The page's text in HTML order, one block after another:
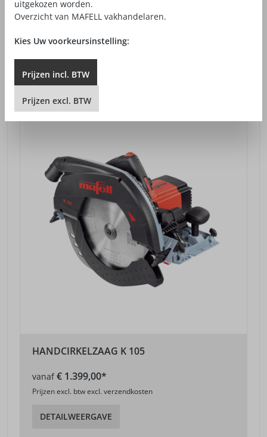
Prijzen excl. btw excl. verzendkosten
HANDCIRKELZAAG K 105
vanaf€ 1.399,00*
Prijzen excl. btw excl. verzendkosten
DETAILWEERGAVE
uitgekozen worden.
Overzicht van MAFELL vakhandelaren.
Kies Uw voorkeursinstelling:
Prijzen incl. BTW
Prijzen excl. BTW